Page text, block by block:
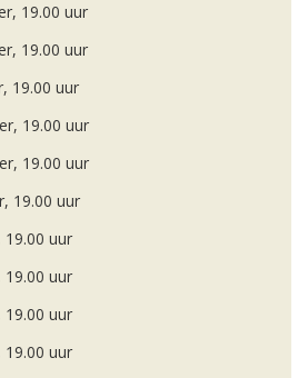
19.00 uur
19.00 uur
19.00 uur
19.00 uur
19.00 uur
19.00 uur
uur
uur
uur
uur